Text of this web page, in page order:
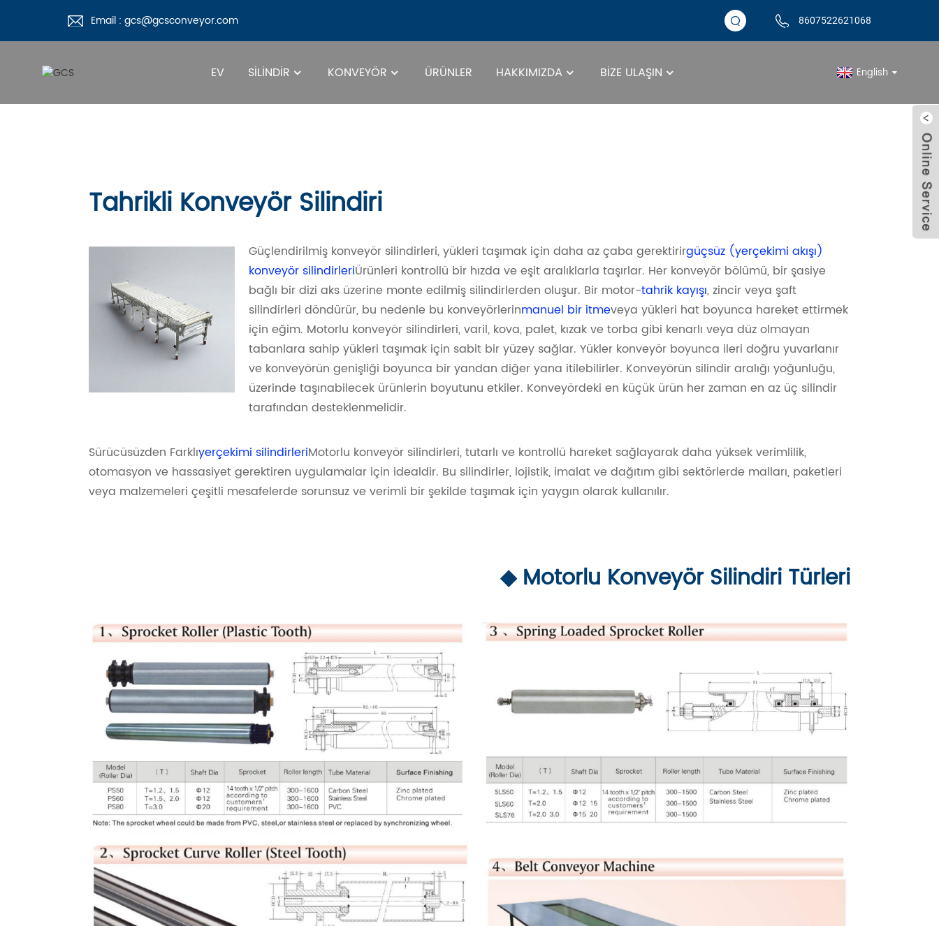
Email : gcs@gcsconveyor.com 8607522621068
EV SILINDIR KONVEYÖR ÜRÜNLER HAKKIMIZDA BIZE ULAŞIN English
Tahrikli Konveyör
Tahrikli Konveyör Silindiri
Güçlendirilmiş konveyör silindirleri, yükleri taşımak için daha az çaba gerektirirgüçsüz (yerçekimi akışı)
konveyör silindirleriÜrünleri kontrollü bir hızda ve eşit aralıklarla taşırlar. Her konveyör bölümü, bir şasiye
bağlı bir dizi aks üzerine monte edilmiş silindirlerden oluşur. Bir motor-tahrik kayışı, zincir veya şaft
silindirleri döndürür, bu nedenle bu konveyörlerinmanuel bir itmeveya yükleri hat boyunca hareket ettirmek
için eğim. Motorlu konveyör silindirleri, varil, kova, palet, kızak ve torba gibi kenarlı veya düz olmayan
tabanlara sahip yükleri taşımak için sabit bir yüzey sağlar. Yükler konveyör boyunca ileri doğru yuvarlanır
ve konveyörün genişliği boyunca bir yandan diğer yana itilebilirler. Konveyörün silindir aralığı yoğunluğu,
üzerinde taşınabilecek ürünlerin boyutunu etkiler. Konveyördeki en küçük ürün her zaman en az üç silindir
tarafından desteklenmelidir.
Sürücüsüzden Farklıyerçekimi silindirleriMotorlu konveyör silindirleri, tutarlı ve kontrollü hareket sağlayarak daha yüksek verimlilik,
otomasyon ve hassasiyet gerektiren uygulamalar için idealdir. Bu silindirler, lojistik, imalat ve dağıtım gibi sektörlerde malları, paketleri
veya malzemeleri çeşitli mesafelerde sorunsuz ve verimli bir şekilde taşımak için yaygın olarak kullanılır.
◆ Motorlu Konveyör Silindiri Türleri